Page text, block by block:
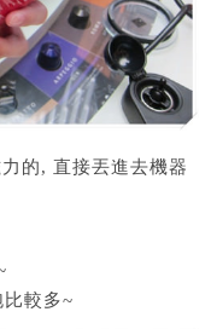
的, 直接丟進去機器
較多~